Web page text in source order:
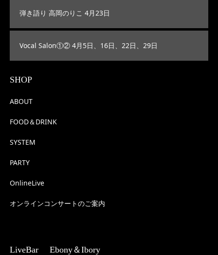
弾き語り 高岡のりこ 4月23日
Vocal Salon①② 4月5日、16日、22日、29日
SHOP
ABOUT
FOOD＆DRINK
SYSTEM
PARTY
OnlineLive
オンラインコンサートのご案内
LiveBar Ebony＆Ibory